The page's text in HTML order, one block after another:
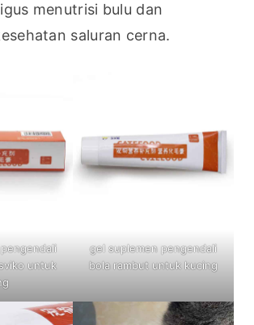
menutrisi bulu dan
saluran cerna.
untuk
gel suplemen pengendali
bola rambut untuk kucing